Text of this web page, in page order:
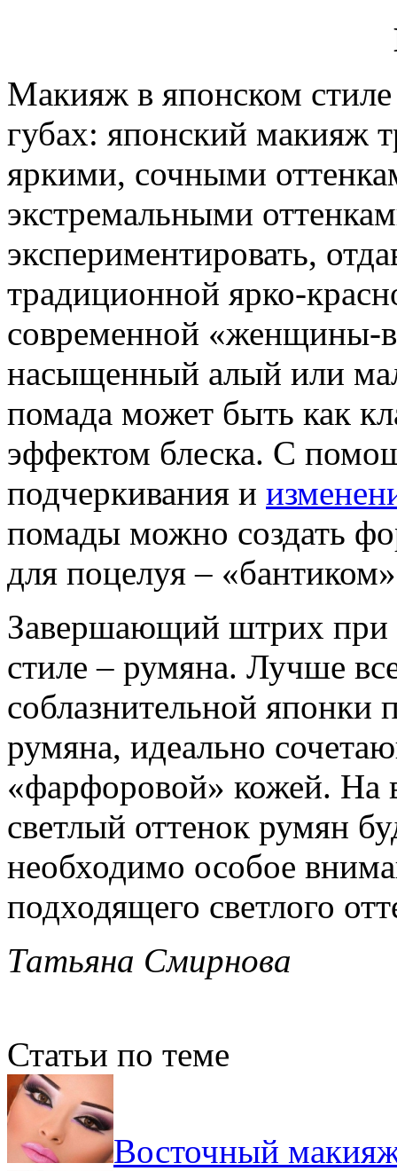
Макияж в японском
губах: японский макияж
яркими, сочными
экстремальными
экспериментировать,
традиционной ярко-
современной «женщины-
насыщенный алый или
помада может быть как
эффектом блеска. С
подчеркивания и
помады можно создать
для поцелуя –
Завершающий штрих при
стиле – румяна. Лучше
соблазнительной
румяна, идеально
«фарфоровой» кожей. На
светлый оттенок румян
необходимо особое
подходящего светлого
Татьяна Смирнова
Статьи по теме
Восточный